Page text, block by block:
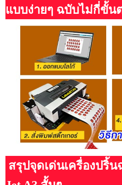
แบบง่ายๆ ฉบับไม่กี่ขั้น
สรุปจุดเด่นเครื่องปริ้